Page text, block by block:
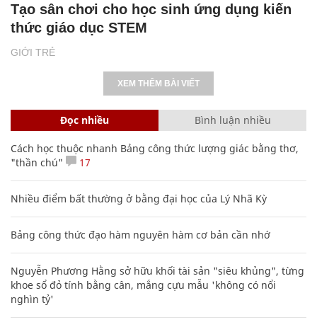
GIỚI TRẺ
Tạo sân chơi cho học sinh ứng dụng kiến
thức giáo dục STEM
XEM THÊM BÀI VIẾT
Đọc nhiều Bình luận nhiều
Cách học thuộc nhanh Bảng công thức lượng giác bằng thơ,
"thần chú"
17
Nhiều điểm bất thường ở bằng đại học của Lý Nhã Kỳ
Bảng công thức đạo hàm nguyên hàm cơ bản cần nhớ
Nguyễn Phương Hằng sở hữu khối tài sản "siêu khủng", từng
khoe sổ đỏ tính bằng cân, mắng cựu mẫu 'không có nổi
nghìn tỷ'